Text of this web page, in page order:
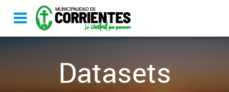
Datasets